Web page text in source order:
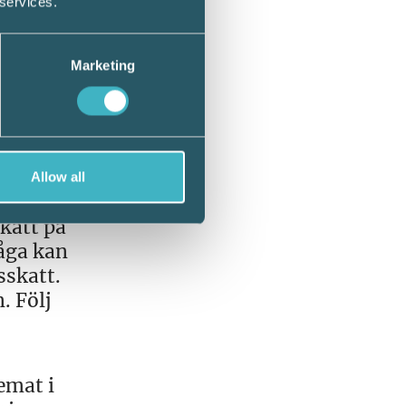
Marketing
Allow all
eller
på
kan
Följ
i